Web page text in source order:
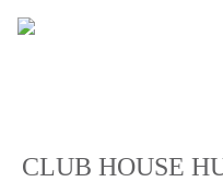
CLUB HOUSE